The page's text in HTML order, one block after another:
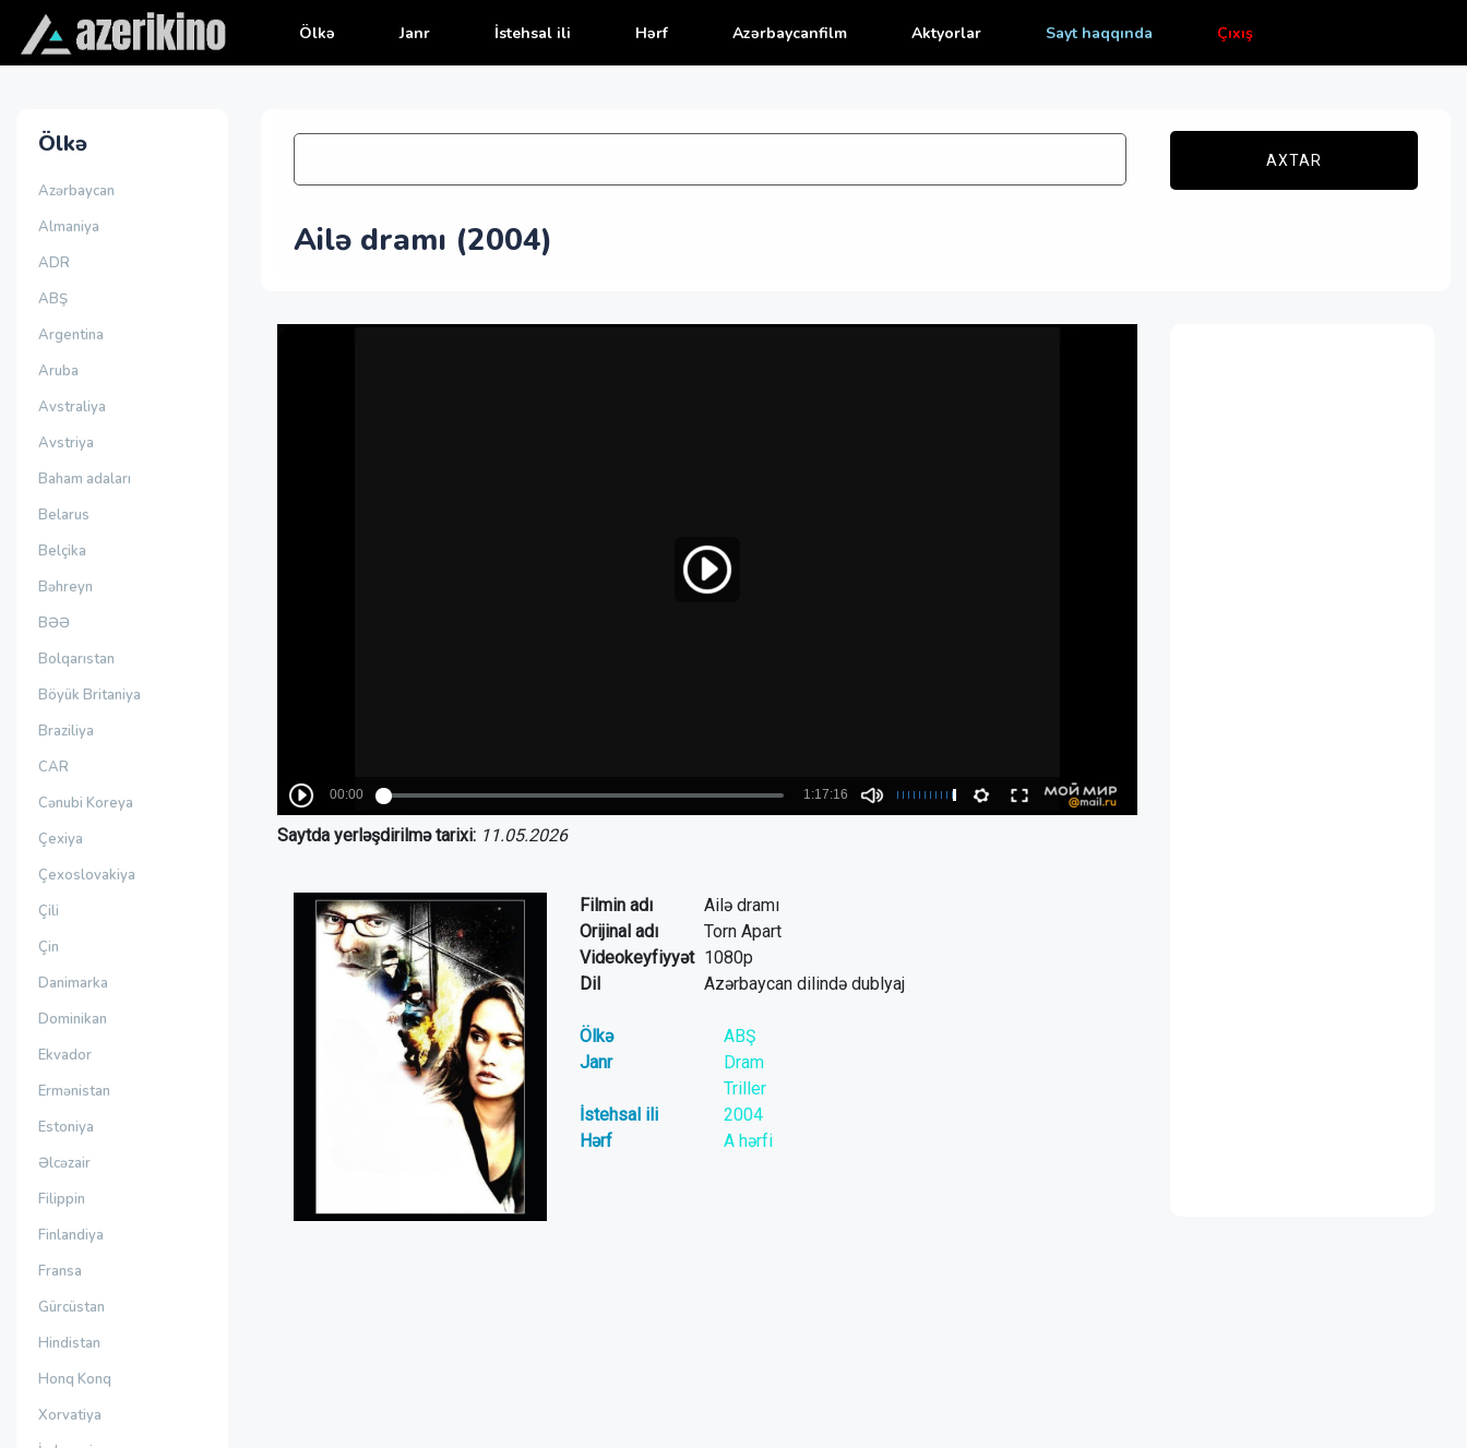
Ölkə Janr İstehsal ili Hərf Azərbaycanfilm Aktyorlar Sayt haqqında Çıxış
Ölkə
Azərbaycan
Almaniya
ADR
ABŞ
Argentina
Aruba
Avstraliya
Avstriya
Baham adaları
Belarus
Belçika
Bəhreyn
BƏƏ
Bolqarıstan
Böyük Britaniya
Braziliya
CAR
Cənubi Koreya
Çexiya
Çexoslovakiya
Çili
Çin
Danimarka
Dominikan
Ekvador
Ermənistan
Estoniya
Əlcəzair
Filippin
Finlandiya
Fransa
Gürcüstan
Hindistan
Honq Konq
Xorvatiya
AXTAR
Ailə dramı (2004)
Saytda yerləşdirilmə tarixi: 11.05.2026
Filmin adı
Ailə dramı
Orijinal adı
Torn Apart
Videokeyfiyyət 1080p
Dil
Azərbaycan dilində dublyaj
Ölkə
ABŞ
Janr
Dram
Triller
İstehsal ili
2004
Hərf
A hərfi